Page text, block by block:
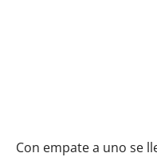
Con empate a uno se